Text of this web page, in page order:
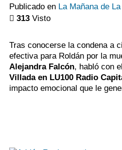
Publicado en La Mañana de
313 Visto
Tras conocerse la condena a
efectiva para Roldán por la
Alejandra Falcón, habló con el
Villada en LU100 Radio
impacto emocional que le